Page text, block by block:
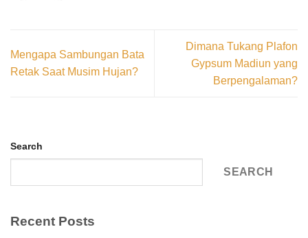
Mengapa Sambungan Bata
Retak Saat Musim Hujan?
Dimana Tukang Plafon
Gypsum Madiun yang
Berpengalaman?
Search
SEARCH
Recent Posts